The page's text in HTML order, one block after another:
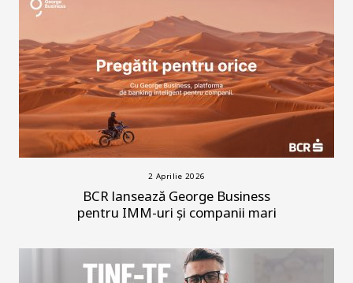
2 Aprilie 2026
BCR lansează George Business
pentru IMM-uri și companii mari